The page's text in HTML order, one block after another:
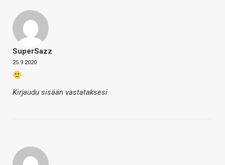
SuperSazz
25.9.2020
Kirjaudu sisään vastataksesi